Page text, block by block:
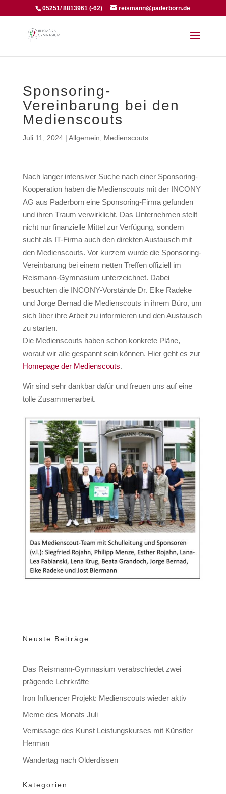
05251/ 8813961 (-62) reismann@paderborn.de
Sponsoring-
Vereinbarung bei den
Medienscouts
Juli 11, 2024| Allgemein Medienscouts
Nach langer intensiver Suche nach einer Sponsoring-
Kooperation haben die Medienscouts mit der INCONY
AG aus Paderborn eine Sponsoring-Firma gefunden
und ihren Traum verwirklicht. Das Unternehmen stellt
nicht nur finanzielle Mittel zur Verfügung, sondern
sucht als IT-Firma auch den direkten Austausch mit
den Medienscouts. Vor kurzem wurde die Sponsoring-
Vereinbarung bei einem netten Treffen offiziell im
Reismann-Gymnasium unterzeichnet. Dabei
besuchten die INCONY-Vorstände Dr. Elke Radeke
und Jorge Bernad die Medienscouts in ihrem Büro, um
sich über ihre Arbeit zu informieren und den Austausch
zu starten.
Die Medienscouts haben schon konkrete Pläne,
worauf wir alle gespannt sein können. Hier geht es zur
Homepage der Medienscouts.
Wir sind sehr dankbar dafür und freuen uns auf eine
tolle Zusammenarbeit.
Neuste Beiträge
Das Reismann-Gymnasium verabschiedet zwei
prägende Lehrkräfte
Iron Influencer Projekt: Medienscouts wieder aktiv
Meme des Monats Juli
Vernissage des Kunst Leistungskurses mit Künstler
Herman
Wandertag nach Olderdissen
Kategorien